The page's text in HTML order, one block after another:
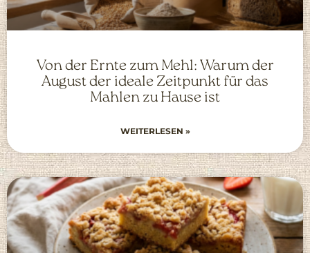
Von der Ernte zum Mehl: Warum der
August der ideale Zeitpunkt für das
Mahlen zu Hause ist
WEITERLESEN »